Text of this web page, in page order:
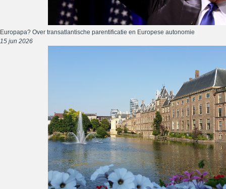
Europapa? Over transatlantische parentificatie en Europese autonomie
15 jun 2026